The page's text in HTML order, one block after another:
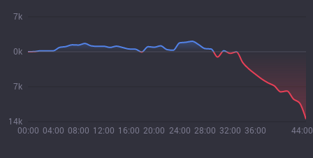
00:00 04:00 08:00 12:00 16:00 20:00 24:00 28:00 32:00 36:00 44:00
14k
7k
0k
7k